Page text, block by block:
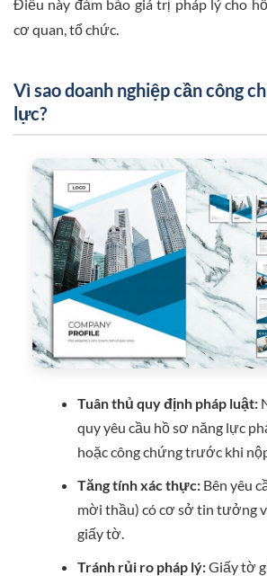
Điều này đảm bảo giá trị pháp lý cho
cơ quan, tổ chức.
Vì sao doanh nghiệp cần công
lực?
Tuân thủ quy định pháp luật:
quy yêu cầu hồ sơ năng lực
hoặc công chứng trước khi
Tăng tính xác thực:Bên yêu
mời thầu) có cơ sở tin tưởng
giấy tờ.
Tránh rủi ro pháp lý:Giấy tờ